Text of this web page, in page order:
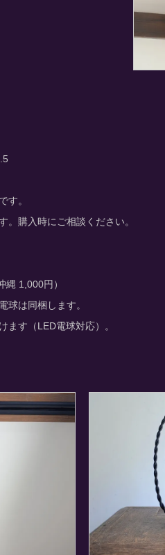
す。
購入時にご相談ください。
縄 1,000円）
球は同梱します。
す（LED電球対応）。